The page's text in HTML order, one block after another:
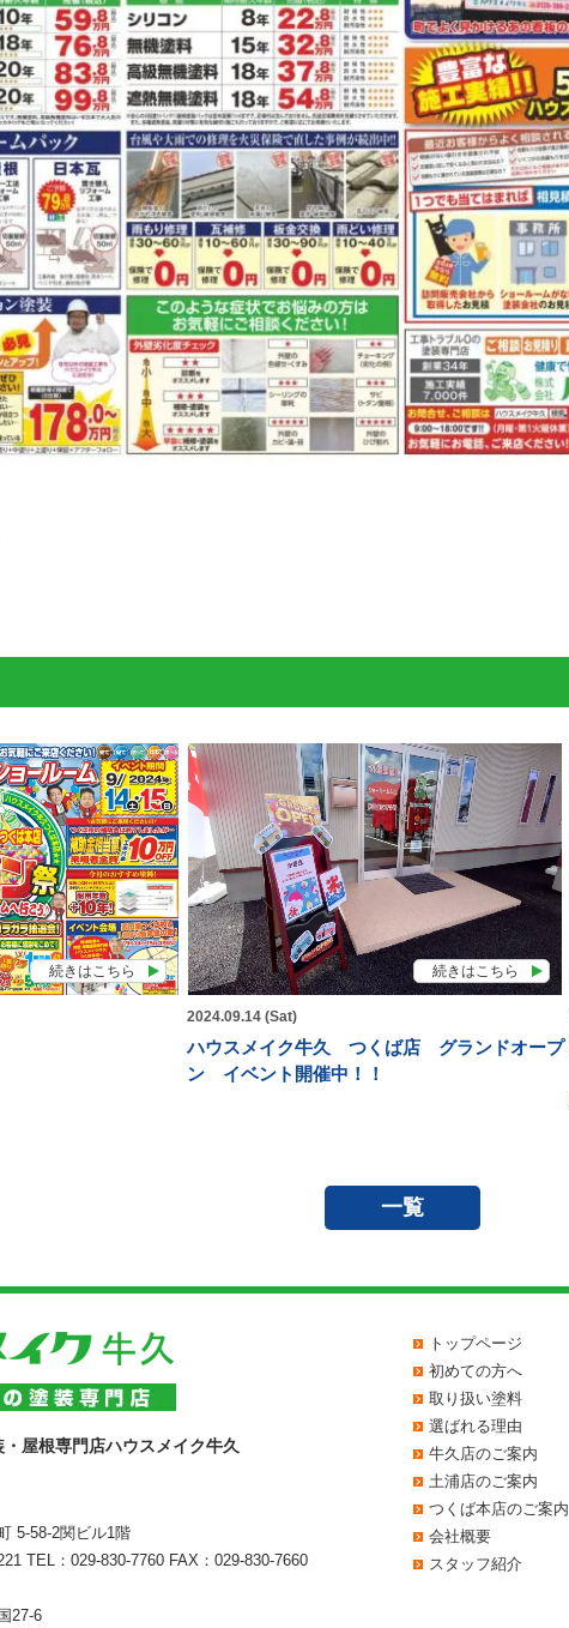
続きはこちら 続きはこちら
2024.09.14 (Sat)
ハウスメイク牛久 つくば店 グランドオープ
ン イベント開催中！！
一覧
屋根専門店ハウスメイク牛久
5-58-2関ビル1階
TEL： 029-830-7760 FAX：029-830-7660
27-6
トップページ
初めての方へ
取り扱い塗料
選ばれる理由
牛久店のご案内
土浦店のご案内
つくば本店のご案内
会社概要
スタッフ紹介